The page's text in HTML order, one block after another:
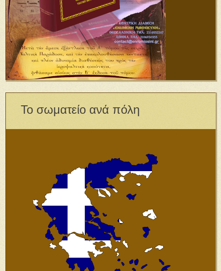
Το σωματείο ανά πόλη